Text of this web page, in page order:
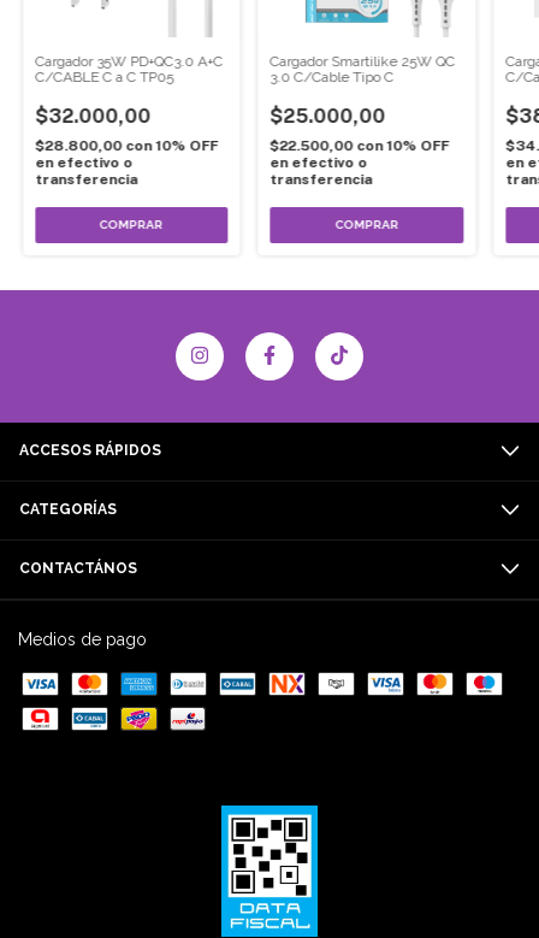
Cargador 35W PD+QC3.0 A+C
C/CABLE C a C TP05
$32.000,00
$28.800,00 con 10% OFF
en efectivo o
transferencia
Cargador Smartilike 25W QC
3.0 C/Cable Tipo C
$25.000,00
$22.500,00 con 10% OFF
en efectivo o
transferencia
C/
en
ACCESOS RÁPIDOS
CATEGORÍAS
CONTACTÁNOS
Medios de pago